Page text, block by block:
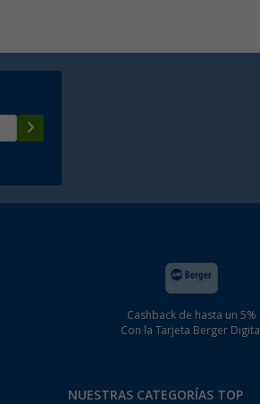
Cashback de hasta un 5%
Con la Tarjeta Berger Digital
NUESTRAS CATEGORÍAS TOP